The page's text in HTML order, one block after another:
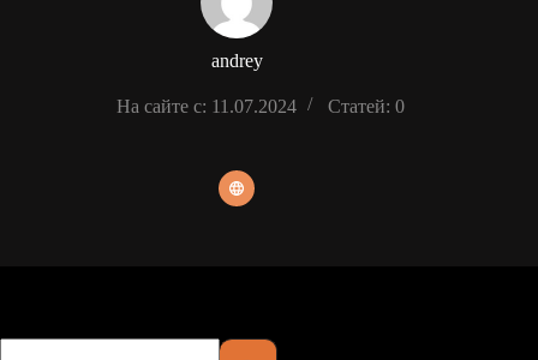
andrey
На сайте с: 11.07.2024 Статей: 0